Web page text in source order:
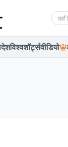
देशविश्वशॉर्ट्सवीडियो